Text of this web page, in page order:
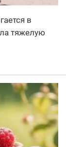
в
тяжелую